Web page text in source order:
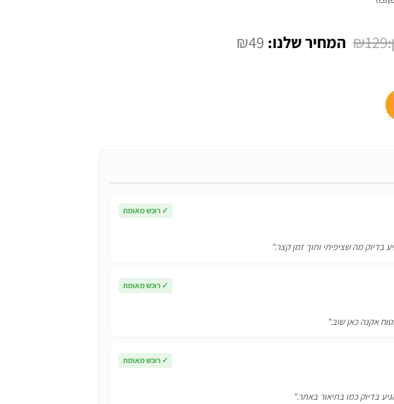
₪129
המחיר
₪49 המחיר
✓ רוכש מאומת
בדיוק מה שציפיתי ותוך זמן קצר."
✓ רוכש מאומת
אקנה כאן שוב."
✓ רוכש מאומת
בדיוק כמו בתיאור באתר."